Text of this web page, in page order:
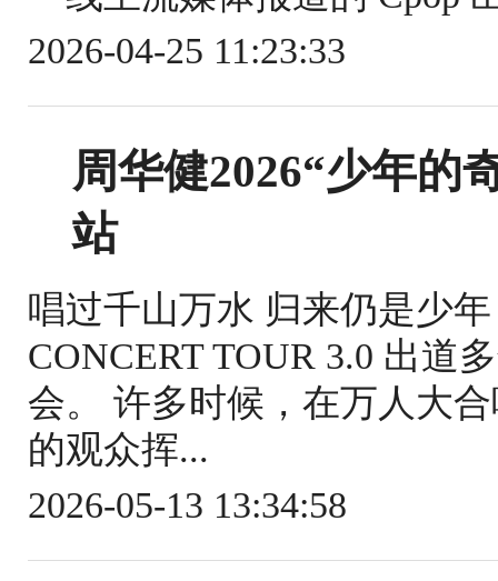
2026-04-25 11:23:33
周华健2026“少年的
站
唱过千山万水 归来仍是少
CONCERT TOUR 3.0 出道
会。 许多时候，在万人大
的观众挥...
2026-05-13 13:34:58